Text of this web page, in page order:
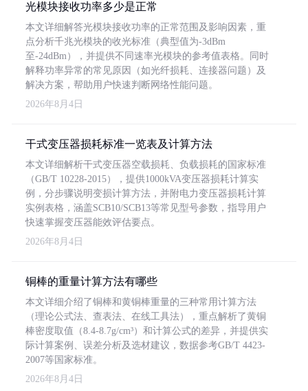
光模块接收功率多少是正常
本文详细解答光模块接收功率的正常范围及影响因素，重
点分析千兆光模块的收光标准（典型值为-3dBm
至-24dBm），并提供不同速率光模块的参考值表格。同时
解释功率异常的常见原因（如光纤损耗、连接器问题）及
解决方案，帮助用户快速判断网络性能问题。
2026年8月4日
干式变压器损耗标准一览表及计算方法
本文详细解析干式变压器空载损耗、负载损耗的国家标准
（GB/T 10228-2015），提供1000kVA变压器损耗计算实
例，分步骤说明变损计算方法，并附电力变压器损耗计算
实例表格，涵盖SCB10/SCB13等常见型号参数，指导用户
快速掌握变压器能效评估要点。
2026年8月4日
铜棒的重量计算方法有哪些
本文详细介绍了铜棒和黄铜棒重量的三种常用计算方法
（理论公式法、查表法、在线工具法），重点解析了黄铜
棒密度取值（8.4-8.7g/cm³）和计算公式的差异，并提供实
际计算案例、误差分析及选材建议，数据参考GB/T 4423-
2007等国家标准。
2026年8月4日